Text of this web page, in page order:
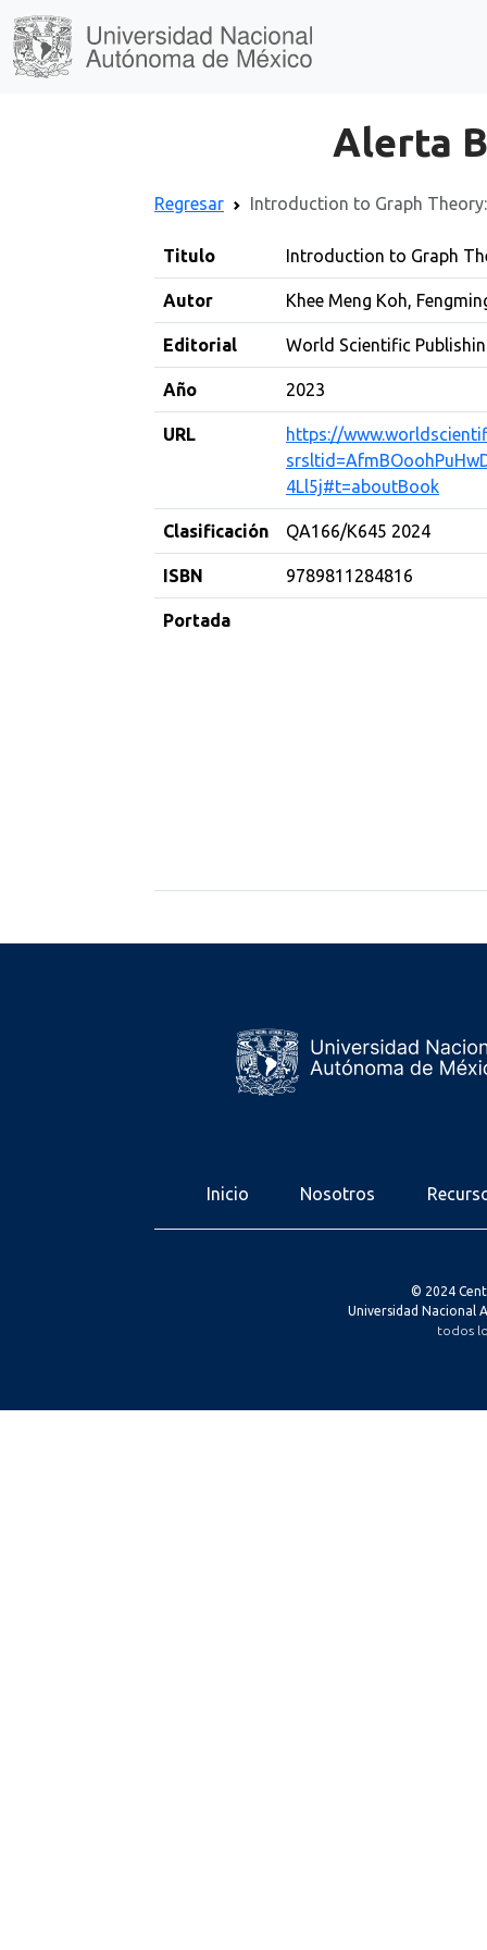
Alerta
Regresar Introduction to Graph
Titulo Introduction to Graph
Autor Khee Meng Koh,
Editorial World Scientific
Año 2023
URL
https://
4Ll5j#t=aboutBook
Clasificación QA166/K645 2024
ISBN 9789811284816
Portada
Inicio Nosotros
© 2024
Universidad Nacional
todos